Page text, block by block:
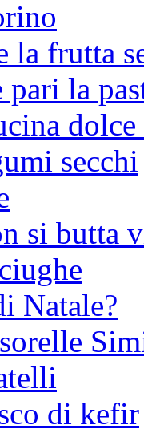
la frutta
pari la
secchi
si butta
Natale?
di kefir